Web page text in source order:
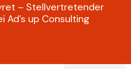
– Stellvertretender
Ad’s up Consulting